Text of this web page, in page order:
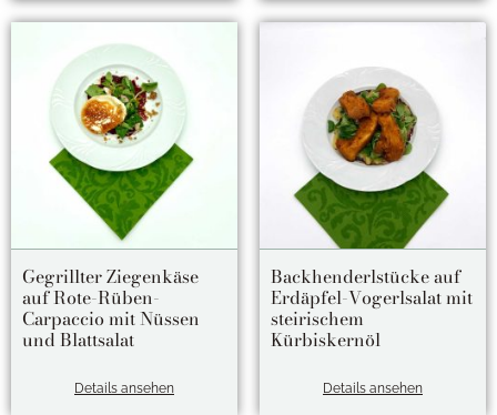
Gegrillter Ziegenkäse
auf Rote-Rüben-
Carpaccio mit Nüssen
und Blattsalat
Details ansehen
Backhenderlstücke auf
Erdäpfel-Vogerlsalat mit
steirischem
Kürbiskernöl
Details ansehen